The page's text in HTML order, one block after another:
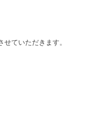
ていただきます。